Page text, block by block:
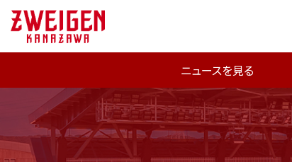
ニュースを見る